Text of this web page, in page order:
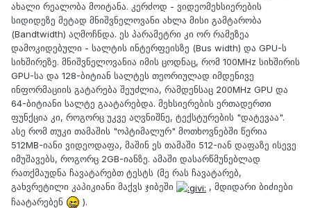
ახალი რეალობა მოიტანა. კერძოდ - ვიდეომეხსიერების
სიდიდეზე მეტად მნიშვნელოვანი ახლა მისი გამტარობა
(Bandtwidth) აღმოჩნდა. ეს პარამეტრი კი ორ რამეზეა
დამოკიდებული - სალტის ინტერფეისზე (Bus width) და GPU-ს
სიხშირეზე. მნიშვნელოვანია იმის ცოდნაც, რომ 100MHz სიხშირის
GPU-სა და 128-ბიტიან სალტეს თეორიულად იმდენივე
ინფორმაციის გატარება შეუძლია, რამდენსაც 200MHz GPU და
64-ბიტიანი სალტე გაატარებდა. მეხსიერების ერთადერთი
ფუნქცია კი, როგორც უკვე აღვნიშნე, ტექსტურების "დატევაა".
ასე რომ თუკი თამაშის "ოპტიმალურ" მოთხოვნებში წერია
512MB-იანი ვიდეოდაფა, მაშინ ეს თამაში 512-იან დაფაზე ისევე
იმუშავებს, როგორც 2GB-იანზე. ამაში დასარწმუნებლად
რათქმაუდნა ჩავატარებთ ტესტს (მე რას ჩავატარებ,
გახვრეტილი კაპიკიანი მაქვს ჯიბეში
, მდიდარი ბიძიები
ჩაატარებენ
).